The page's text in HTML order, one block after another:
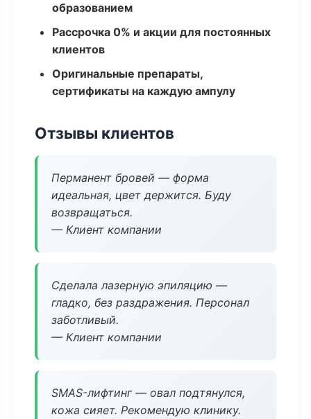
образованием
Рассрочка 0% и акции для постоянных
клиентов
Оригинальные препараты,
сертификаты на каждую ампулу
Отзывы клиентов
Перманент бровей — форма
идеальная, цвет держится. Буду
возвращаться.
— Клиент компании
Сделала лазерную эпиляцию —
гладко, без раздражения. Персонал
заботливый.
— Клиент компании
SMAS-лифтинг — овал подтянулся,
кожа сияет. Рекомендую клинику.